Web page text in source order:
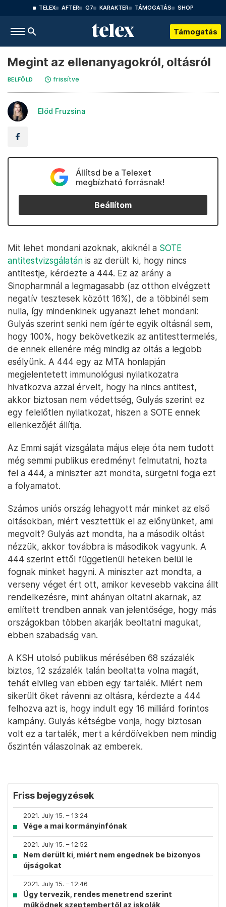
TELEX AFTER G7 KARAKTER TÁMOGATÁS SHOP
Támogatás
Megint az ellenanyagokról, oltásról
BELFÖLD frissítve
Előd Fruzsina
Állítsd be a Telexet
megbízható forrásnak!
Beállítom
Mit lehet mondani azoknak, akiknél a SOTE
antitestvizsgálatán is az derült ki, hogy nincs
antitestje, kérdezte a 444. Ez az arány a
Sinopharmnál a legmagasabb (az otthon elvégzett
negatív tesztesek között 16%), de a többinél sem
nulla, így mindenkinek ugyanazt lehet mondani:
Gulyás szerint senki nem ígérte egyik oltásnál sem,
hogy 100%, hogy bekövetkezik az antitesttermelés,
de ennek ellenére még mindig az oltás a legjobb
esélyünk. A 444 egy az MTA honlapján
megjelentetett immunológusi nyilatkozatra
hivatkozva azzal érvelt, hogy ha nincs antitest,
akkor biztosan nem védettség, Gulyás szerint ez
egy felelőtlen nyilatkozat, hiszen a SOTE ennek
ellenkezőjét állítja.
Az Emmi saját vizsgálata május eleje óta nem tudott
még semmi publikus eredményt felmutatni, hozta
fel a 444, a miniszter azt mondta, sürgetni fogja ezt
a folyamatot.
Számos uniós ország lehagyott már minket az első
oltásokban, miért vesztettük el az előnyünket, ami
megvolt? Gulyás azt mondta, ha a második oltást
nézzük, akkor továbbra is másodikok vagyunk. A
444 szerint ettől függetlenül heteken belül le
fognak minket hagyni. A miniszter azt mondta, a
verseny véget ért ott, amikor kevesebb vakcina állt
rendelkezésre, mint ahányan oltatni akarnak, az
említett trendben annak van jelentősége, hogy más
országokban többen akarják beoltatni magukat,
ebben szabadság van.
A KSH utolsó publikus mérésében 68 százalék
biztos, 12 százalék talán beoltatta volna magát,
tehát elvileg van ebben egy tartalék. Miért nem
sikerült őket rávenni az oltásra, kérdezte a 444
felhozva azt is, hogy indult egy 16 milliárd forintos
kampány. Gulyás kétségbe vonja, hogy biztosan
volt ez a tartalék, mert a kérdőívekben nem mindig
őszintén válaszolnak az emberek.
Friss bejegyzések
2021. July 15. – 13:24
Vége a mai kormányinfónak
2021. July 15. – 12:52
Nem derült ki, miért nem engednek be bizonyos
újságokat
2021. July 15. – 12:46
Úgy tervezik, rendes menetrend szerint
működnek szeptembertől az iskolák